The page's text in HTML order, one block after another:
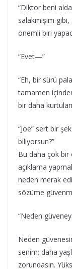
“Diktor beni
salakmışım
önemli biri
“Evet—”
“Eh, bir sürü
tamamen
bir daha
“Joe” sert bir
biliyorsun?”
Bu daha çok bir
açıklama
neden merak
sözüme
“Neden
Neden
senim; daha
zorundasın.